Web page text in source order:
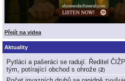
Přejít na videa
Aktuality
Pytláci a pašeráci se radují. Ředitel
tým, potírající obchod s ohrože (2)